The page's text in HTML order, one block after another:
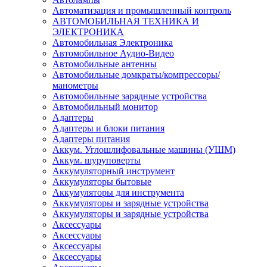
Автоматизация и промышленный контроль
АВТОМОБИЛЬНАЯ ТЕХНИКА И
ЭЛЕКТРОНИКА
Автомобильная Электроника
Автомобильное Аудио-Видео
Автомобильные антенны
Автомобильные домкраты/компрессоры/
манометры
Автомобильные зарядные устройства
Автомобильный монитор
Адаптеры
Адаптеры и блоки питания
Адаптеры питания
Аккум. Углошлифовальные машины (УШМ)
Аккум. шуруповерты
Аккумуляторный инструмент
Аккумуляторы бытовые
Аккумуляторы для инструмента
Аккумуляторы и зарядные устройства
Аккумуляторы и зарядные устройства
Аксессуары
Аксессуары
Аксессуары
Аксессуары